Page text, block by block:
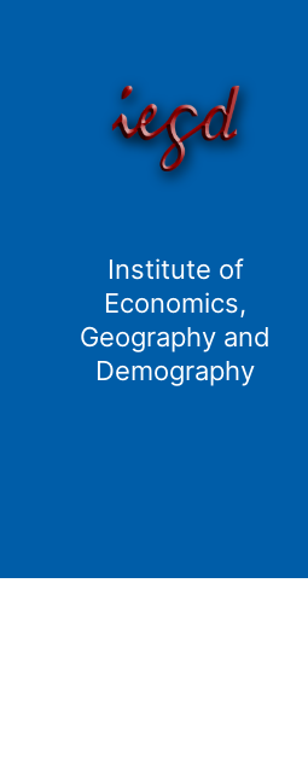
Institute of
Economics,
Geography and
Demography